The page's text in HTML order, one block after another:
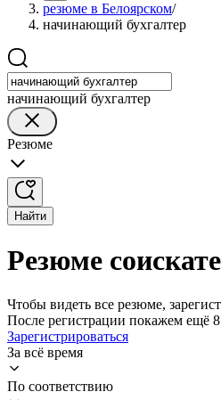
резюме в Белоярском/
начинающий бухгалтер
начинающий бухгалтер
Резюме
Найти
Резюме
Чтобы видеть все резюме,
После регистрации покажем ещё
Зарегистрироваться
За всё время
По соответствию